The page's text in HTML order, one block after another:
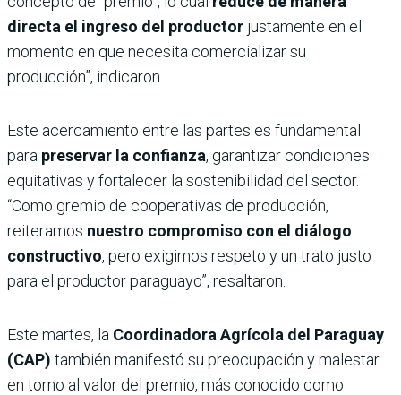
directa el ingreso del productor justamente en el
momento en que necesita comercializar su
producción”, indicaron.
Este acercamiento entre las partes es fundamental
para preservar la confianza, garantizar condiciones
equitativas y fortalecer la sostenibilidad del sector.
“Como gremio de cooperativas de producción,
reiteramos nuestro compromiso con el diálogo
constructivo, pero exigimos respeto y un trato justo
para el productor paraguayo”, resaltaron.
Este martes, la Coordinadora Agrícola del Paraguay
(CAP) también manifestó su preocupación y malestar
en torno al valor del premio, más conocido como